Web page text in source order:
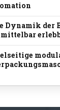
Dynamik der